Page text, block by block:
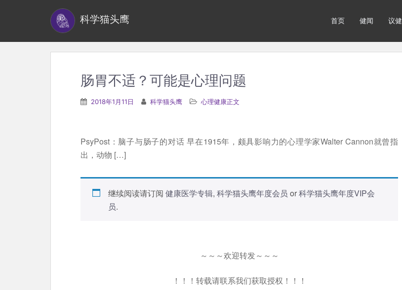
科学猫头鹰 首页 健闻 议健
肠胃不适？可能是心理问题
2018年1月11日 科学猫头鹰 心理健康正文
PsyPost：脑子与肠子的对话 早在1915年，颇具影响力的心理学家Walter Cannon就曾指
出，动物 […]
继续阅读请订阅 健康医学专辑, 科学猫头鹰年度会员 or科学猫头鹰年度VIP会
员.
～～～欢迎转发～～～
！！！转载请联系我们获取授权！！！